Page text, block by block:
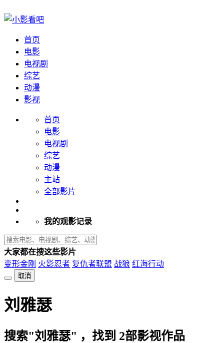
首页
电影
电视剧
综艺
动漫
影视
首页
电影
电视剧
综艺
动漫
主站
全部影片
我的观影记录
大家都在搜这些影片
变形金刚 火影忍者 复仇者联盟 战狼 红海行动
取消
刘雅瑟
搜索"刘雅瑟" ，找到 2部影视作品